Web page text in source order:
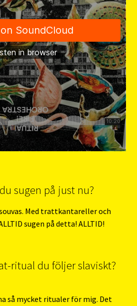
sugen på just nu?
Med trattkantareller och
sugen på detta! ALLTID!
ritual du följer slaviskt?
så mycket ritualer för mig. Det